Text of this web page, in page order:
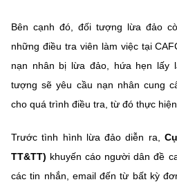
Bên cạnh đó, đối tượng lừa đảo
những điều tra viên làm việc tại
nạn nhân bị lừa đảo, hứa hẹn lấy
tượng sẽ yêu cầu nạn nhân cung
cho quá trình điều tra, từ đó thực
Trước tình hình lừa đảo diễn ra,
TT&TT) khuyến cáo người dân đề
các tin nhắn, email đến từ bất kỳ